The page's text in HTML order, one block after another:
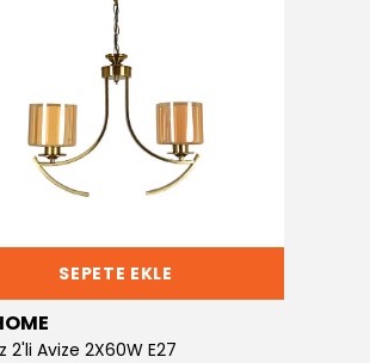
SEPETE EKLE
2'li Avize 2X60W E27